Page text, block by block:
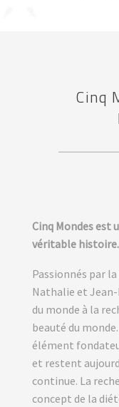
Cinq
Cinq Mondes est
véritable histoire.
Passionnés par
Nathalie et
du monde à la
beauté du
élément
et restent
continue. La
concept de la